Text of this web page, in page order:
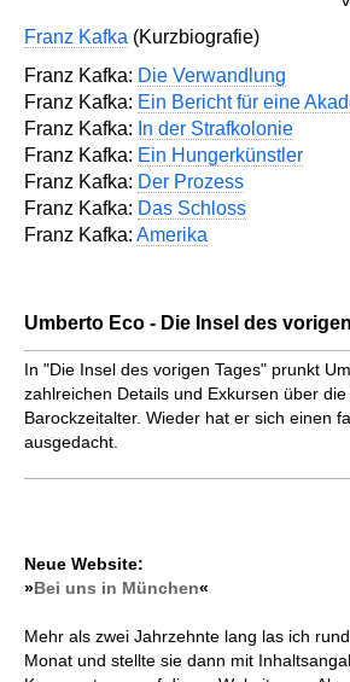
Franz Kafka (Kurzbiografie)
Franz Kafka: Die Verwandlung
Franz Kafka: Ein Bericht für eine
Franz Kafka: In der Strafkolonie
Franz Kafka: Ein Hungerkünstler
Franz Kafka: Der Prozess
Franz Kafka: Das Schloss
Franz Kafka: Amerika
Umberto Eco - Die Insel des
In "Die Insel des vorigen Tages" prunkt
zahlreichen Details und Exkursen über die
Barockzeitalter. Wieder hat er sich einen
ausgedacht.
Neue Website:
»Bei uns in München«
Mehr als zwei Jahrzehnte lang las ich
Monat und stellte sie dann mit